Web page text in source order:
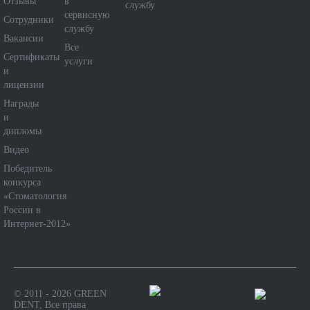
Сотрудники
Вакансии
Сертификаты
и
лицензии
Награды
и
дипломы
Видео
Победитель
конкурса
«Стоматология
России в
Интернет-2012»
сервисную
службу
Все
услуги
службу
© 2011 - 2026 GREEN
DENT, Все права